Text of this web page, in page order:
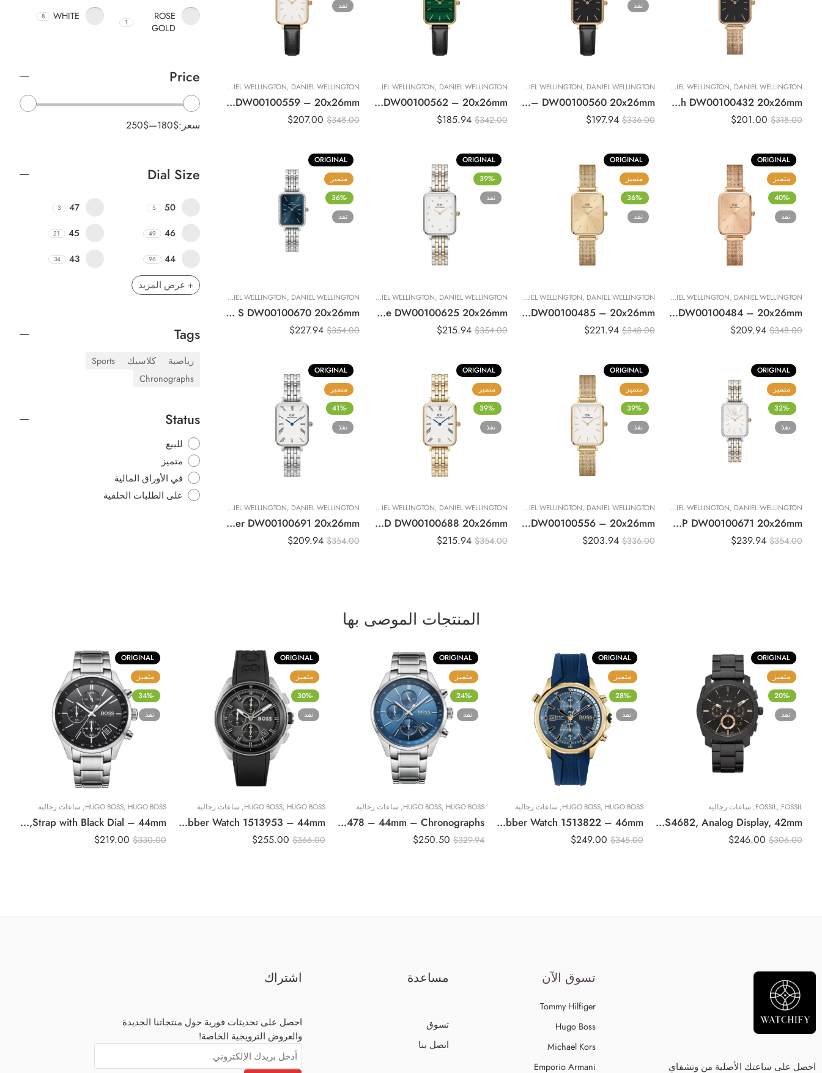
DANIEL WELLINGTON , DANIEL WELLINGTON تصفيات حصرية,ساعات نسائية
Original DANIEL WELLINGTON QUADRO PRESSED Melrose Black Watch DW00100432 20x26mm
$318.00
$201.00
نفذ
DANIEL WELLINGTON , DANIEL WELLINGTON ساعات نسائية
Original Daniel Wellington Quadro Pressed Sheffield Black Dial Ladies Watch – DW00100560 20x26mm
$336.00
$197.94
DANIEL WELLINGTON , DANIEL WELLINGTON تصفيات حصرية,ساعات نسائية
Original Daniel Wellington Quadro Pressed Sheffield Quartz Ladies Watch DW00100562 – 20x26mm
$342.00
$185.94
نفذ
DANIEL WELLINGTON , DANIEL WELLINGTON
Original DANIEL WELLINGTON QUADRO PRESSED SHEFFIELD Watch DW00100559 – 20x26mm
$348.00
$207.00
ORIGINAL
متميز
-40%
نفذ
DANIEL WELLINGTON , DANIEL WELLINGTON ساعات نسائية
Original DANIEL WELLINGTON QUADRO PRESSED UNITONE Women Watch DW00100484 – 20x26mm
$348.00
$209.94
ORIGINAL
متميز
-36%
نفذ
DANIEL WELLINGTON , DANIEL WELLINGTON تصفيات حصرية,ساعات نسائية
Original DANIEL WELLINGTON QUADRO PRESSED UNITONE Women Watch DW00100485 – 20x26mm
$348.00
$221.94
ORIGINAL
-39%
نفذ
DANIEL WELLINGTON , DANIEL WELLINGTON ساعات نسائية
Original DANIEL WELLINGTON Watch Quadro Lumine 5-link two-tone DW00100625 20x26mm
$354.00
$215.94
ORIGINAL
متميز
-36%
نفذ
DANIEL WELLINGTON , DANIEL WELLINGTON ساعات نسائية
Original DANIEL WELLINGTON Watch Quadro Lumine Bezel 5-Link Arctic S DW00100670 20x26mm
$354.00
$227.94
ORIGINAL
متميز
-32%
نفذ
DANIEL WELLINGTON , DANIEL WELLINGTON ساعات نسائية
Original DANIEL WELLINGTON Watch Quadro Lumine Bezel 5-Link Two-Tone MOP DW00100671 20x26mm
$354.00
$239.94
ORIGINAL
متميز
-39%
نفذ
DANIEL WELLINGTON , DANIEL WELLINGTON تصفيات حصرية,ساعات نسائية
Original DANIEL WELLINGTON Watch QUADRO PRESSED EVERGOLD DW00100556 – 20x26mm
$336.00
$203.94
ORIGINAL
متميز
-39%
نفذ
DANIEL WELLINGTON , DANIEL WELLINGTON ساعات نسائية
Original DANIEL WELLINGTON Watch QUADRO ROMAN NUMERALS 5-LINK GOLD DW00100688 20x26mm
$354.00
$215.94
ORIGINAL
متميز
-41%
نفذ
DANIEL WELLINGTON , DANIEL WELLINGTON
Original DANIEL WELLINGTON Watch Quadro Roman Numerals 5-Link Silver DW00100691 20x26mm
$354.00
$209.94
ROSE
GOLD
1
WHITE
8
Price
سعر:180$
—
250$
Dial Size
50
5
47
3
46
49
45
21
44
96
43
34
+ عرض المزيد
Tags
رياضية كلاسيك
Sports
Chronographs
Status
للبيع
متميز
في الأوراق المالية
على الطلبات الخلفية
المنتجات الموصى بها
ساعات نسائية
ORIGINAL
متميز
-20%
نفذ
FOSSIL, FOSSIL
, ساعات رجالية
Fossil Machine Men’s Black Dial Stainless Steel Band Chronograph Watch – FS4682, Analog Display, 42mm
$306.00
$246.00
ORIGINAL
متميز
-28%
نفذ
HUGO BOSS, HUGO BOSS
, ساعات رجالية
Original BOSS Globetrotter Chronograph Gents Rubber Watch 1513822 – 46mm
$345.00
$249.00
ORIGINAL
متميز
-24%
نفذ
HUGO BOSS, HUGO BOSS
, ساعات رجالية
Original BOSS hugo Grand Prix Men’s Blue Dial Stainless Steel Band Watch – 1513478 – 44mm – Chronographs
$329.94
$250.50
ORIGINAL
متميز
-30%
نفذ
HUGO BOSS, HUGO BOSS
, ساعات رجالية
Original BOSS Volane Chronograph Gents Rubber Watch 1513953 – 44mm
$366.00
$255.00
ORIGINAL
متميز
-34%
نفذ
HUGO BOSS, HUGO BOSS
, ساعات رجالية
Original BOSS Watches Men’s Chronograph Quartz Watch 1513477, Silver,Strap with Black Dial – 44mm
$330.00
$219.00
احصل على ساعتك الأصلية من وتشفاي
تسوق الآن
Tommy Hilfiger
Hugo Boss
Michael Kors
Emporio Armani
مساعدة
تسوق
اتصل بنا
اشتراك
احصل على تحديثات فورية حول منتجاتنا الجديدة
والعروض الترويجية الخاصة!